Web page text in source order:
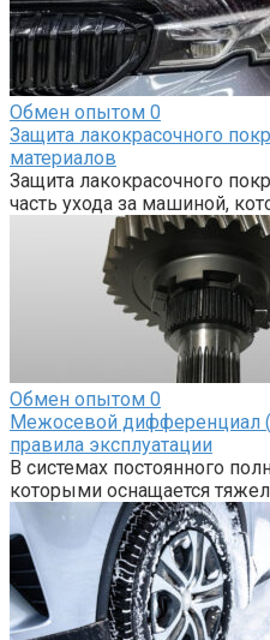
Обмен опытом 0
Защита лакокрасочного
материалов
Защита лакокрасочного
часть ухода за машиной,
Обмен опытом 0
Межосевой дифференциал
правила эксплуатации
В системах постоянного
которыми оснащается